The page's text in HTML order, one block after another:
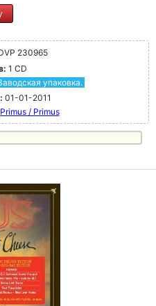
230965
1 CD
упаковка.
01-01-2011
Primus / Primus